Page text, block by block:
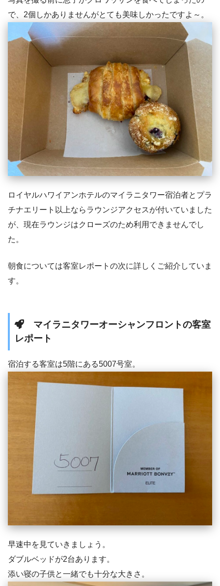
で、2個しかありませんがとても美味しかったですよ～。
ロイヤルハワイアンホテルのマイラニタワー宿泊者とプラ
チナエリート以上ならラウンジアクセスが付いていました
が、現在ラウンジはクローズのため利用できませんでし
た。
朝食については客室レポートの次に詳しくご紹介していま
す。
マイラニタワーオーシャンフロントの客室
レポート
宿泊する客室は5階にある5007号室。
早速中を見ていきましょう。
ダブルベッドが2台あります。
添い寝の子供と一緒でも十分な大きさ。